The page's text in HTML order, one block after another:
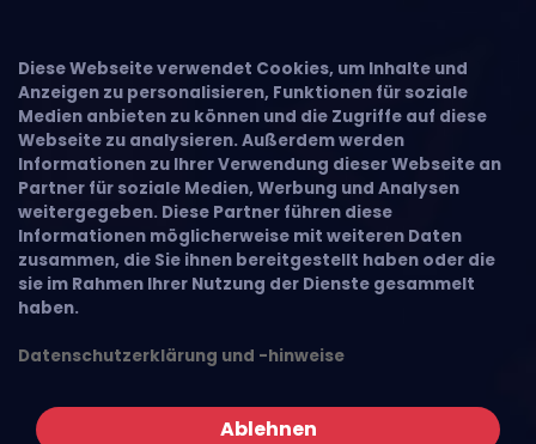
Diese Webseite verwendet Cookies, um Inhalte und
Anzeigen zu personalisieren, Funktionen für soziale
Medien anbieten zu können und die Zugriffe auf diese
Webseite zu analysieren. Außerdem werden
Informationen zu Ihrer Verwendung dieser Webseite an
Partner für soziale Medien, Werbung und Analysen
weitergegeben. Diese Partner führen diese
Informationen möglicherweise mit weiteren Daten
zusammen, die Sie ihnen bereitgestellt haben oder die
sie im Rahmen Ihrer Nutzung der Dienste gesammelt
haben.
Datenschutzerklärung und -hinweise
Ablehnen